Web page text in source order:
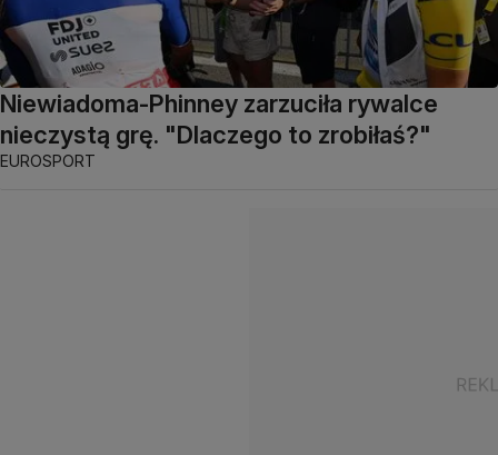
Niewiadoma-Phinney zarzuciła rywalce
nieczystą grę. "Dlaczego to zrobiłaś?"
EUROSPORT